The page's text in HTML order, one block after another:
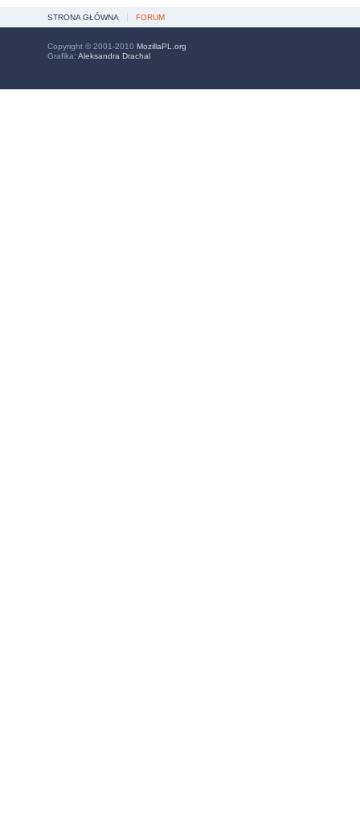
STRONA GŁÓWNA FORUM
Copyright © 2001-2010 MozillaPL.org
Grafika: Aleksandra Drachal